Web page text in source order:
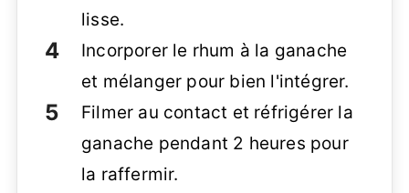
lisse.
Incorporer le rhum à la ganache
et mélanger pour bien l'intégrer.
Filmer au contact et réfrigérer la
ganache pendant 2 heures pour
la raffermir.